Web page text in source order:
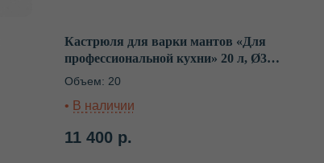
Кастрюля для варки мантов «Для
профессиональной кухни» 20 л, Ø316
мм, с 2 вставками
Объем: 20
11 400 р.